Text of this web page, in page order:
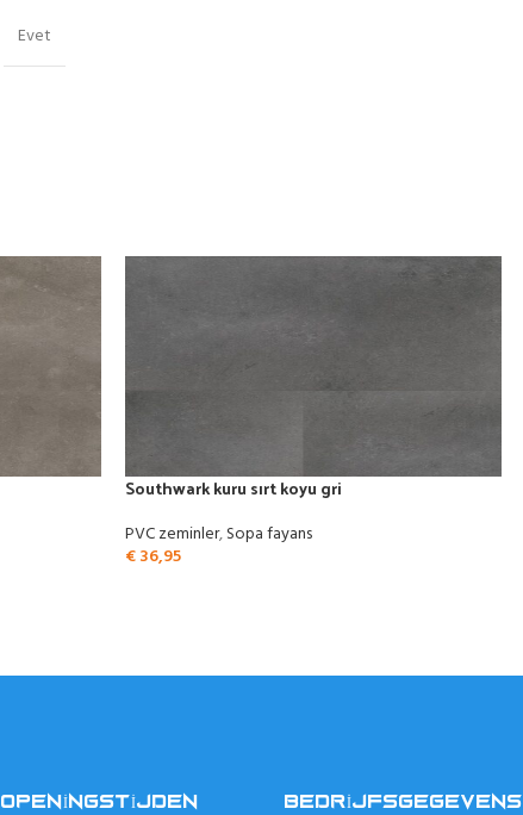
Evet
Southwark kuru sırt koyu gri
PVC zeminler,Sopa fayans
€36,95
OPENINGSTIJDEN BEDRIJFSGEGEVENS